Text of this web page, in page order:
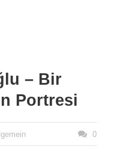
– Bir
Portresi
0